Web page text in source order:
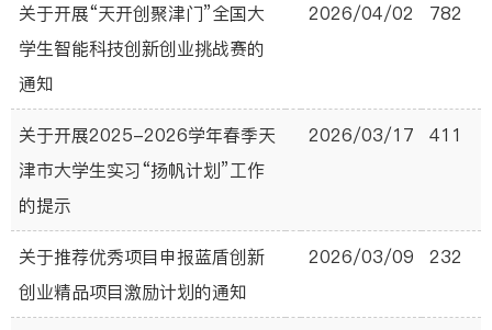
关于开展“天开创聚津门”全国大
学生智能科技创新创业挑战赛的
通知
2026/04/02 782
关于开展2025-2026学年春季天
津市大学生实习“扬帆计划”工作
的提示
2026/03/17 411
关于推荐优秀项目申报蓝盾创新
创业精品项目激励计划的通知
2026/03/09 232